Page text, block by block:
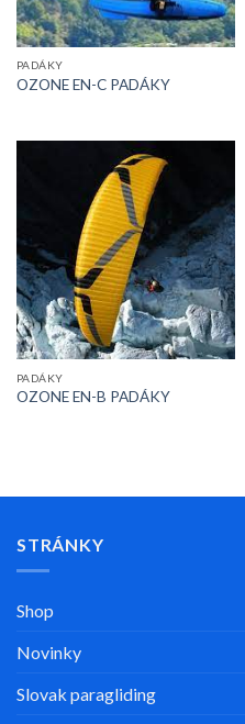
PADÁKY
OZONE EN-C PADÁKY
PADÁKY
OZONE EN-B PADÁKY
STRÁNKY
Shop
Novinky
Slovak paragliding